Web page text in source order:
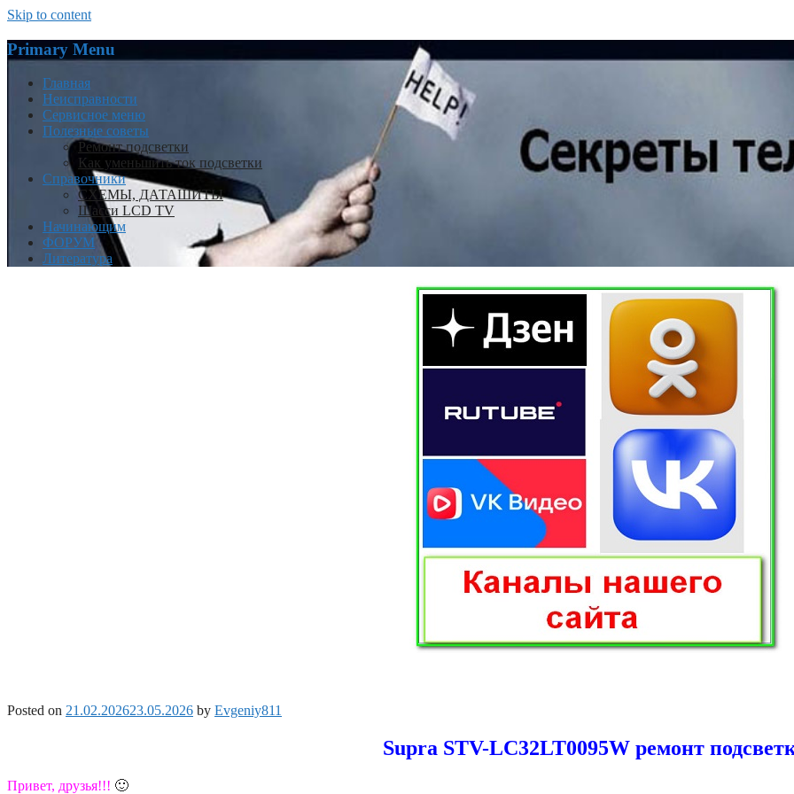
Skip to content
Primary Menu
Главная
Неисправности
Сервисное меню
Полезные советы
Ремонт подсветки
Как уменьшить ток подсветки
Справочники
СХЕМЫ, ДАТАШИТЫ
Шасси LCD TV
Начинающим
ФОРУМ
Литература
Posted on 21.02.202623.05.2026 by Evgeniy811
Supra STV-LC32LT0095W ремонт
Привет, друзья!!! 🙂